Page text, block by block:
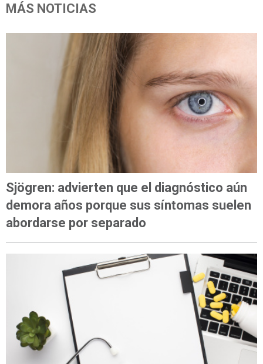
MÁS NOTICIAS
Sjögren: advierten que el diagnóstico aún
demora años porque sus síntomas suelen
abordarse por separado